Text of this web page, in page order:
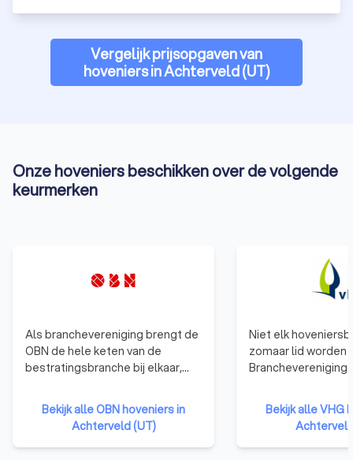
Vergelijk prijsopgaven van
hoveniers in Achterveld (UT)
Onze hoveniers beschikken over de volgende
keurmerken
Als branchevereniging brengt de
OBN de hele keten van de
bestratingsbranche bij elkaar,
certificeringsinstituut en
leverancier van materiaal of
materieel. OBN-leden zijn, met
hun kennis en ervaring, de
Bekijk alle OBN hoveniers in
Achterveld (UT)
Niet elk
zomaar lid worden
Branchevereniging
toelatingseisen.
dat elk VHG-lid
groenprofessional
zorgeloos
Bekijk alle VHG